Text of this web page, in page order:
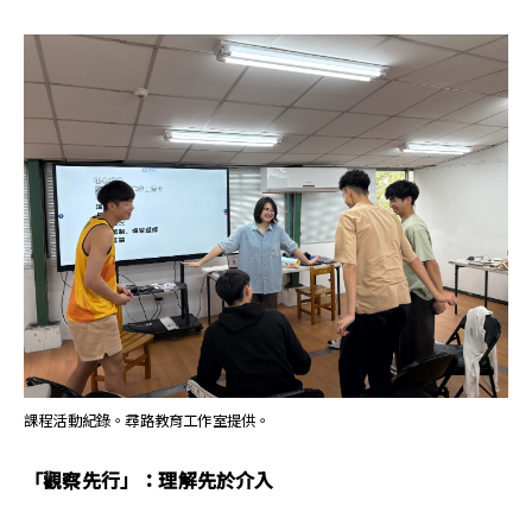
課程活動紀錄。尋路教育工作室提供。
「觀察先行」：理解先於介入